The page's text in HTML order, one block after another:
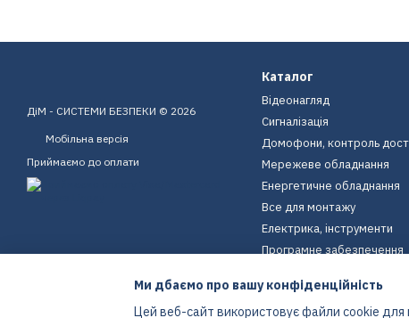
ДіМ - СИСТЕМИ БЕЗПЕКИ © 2026
Мобільна версія
Приймаємо до оплати
Каталог
Відеонагляд
Сигналізація
Домофони, контроль
Мережеве обладнання
Енергетичне обладнання
Все для монтажу
Електрика, інструменти
Програмне забезпечення
Екіпірування
Енергетичне обладнання
Ми дбаємо про вашу конфіденційність
Цей веб-сайт використовує файли cookie для